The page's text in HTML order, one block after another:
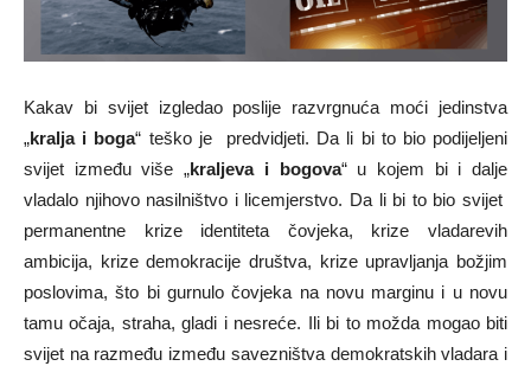
Kakav bi svijet izgledao poslije razvrgnuća moći jedinstva
„kralja i boga“ teško je predvidjeti. Da li bi to bio podijeljeni
svijet između više „kraljeva i bogova“ u kojem bi i dalje
vladalo njihovo nasilništvo i licemjerstvo. Da li bi to bio svijet
permanentne krize identiteta čovjeka, krize vladarevih
ambicija, krize demokracije društva, krize upravljanja božjim
poslovima, što bi gurnulo čovjeka na novu marginu i u novu
tamu očaja, straha, gladi i nesreće. Ili bi to možda mogao biti
svijet na razmeđu između savezništva demokratskih vladara i